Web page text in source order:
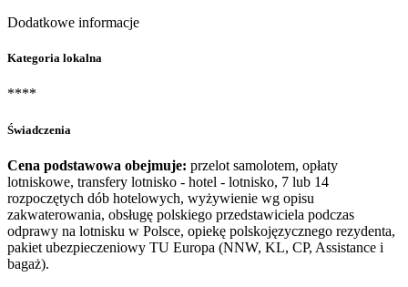
Dodatkowe informacje
Kategoria lokalna
****
Świadczenia
Cena podstawowa obejmuje: przelot samolotem, opłaty
lotniskowe, transfery lotnisko - hotel - lotnisko, 7 lub 14
rozpoczętych dób hotelowych, wyżywienie wg opisu
zakwaterowania, obsługę polskiego przedstawiciela podczas
odprawy na lotnisku w Polsce, opiekę polskojęzycznego rezydenta,
pakiet ubezpieczeniowy TU Europa (NNW, KL, CP, Assistance i
bagaż).